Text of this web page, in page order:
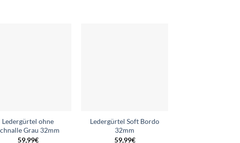
Ledergürtel ohne
Grau 32mm
59,99€
Ledergürtel Soft Bordo
32mm
59,99€